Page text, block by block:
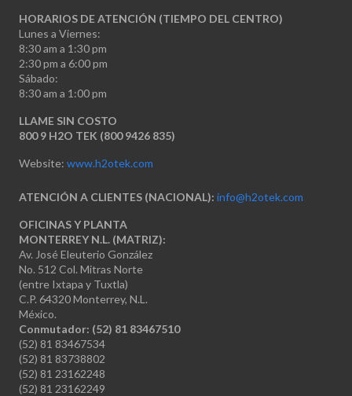
HORARIOS DE ATENCIÓN (TIEMPO DEL CENTRO)
Lunes a Viernes:
8:30 am a 1:30 pm
2:30 pm a 6:00 pm
Sábado:
8:30 am a 1:00 pm
LLAME SIN COSTO
800 9 H2O TEK (800 9426 835)
Website: www.h2otek.com
ATENCIÓN A CLIENTES (NACIONAL): info@h2otek.com
OFICINAS Y PLANTA
MONTERREY N.L. (MATRIZ):
Av. José Eleuterio González
No. 512 Col. Mitras Norte
(entre Ixtapa y Tuxtla)
C.P. 64320 Monterrey, N.L.
México.
Conmutador: (52) 81 83467510
(52) 81 83467534
(52) 81 83738802
(52) 81 23162248
(52) 81 23162249